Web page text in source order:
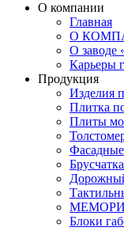
О компании
Главная
О
О заводе
Карьеры
Продукция
Изделия
Плитка
Плиты
Блоки